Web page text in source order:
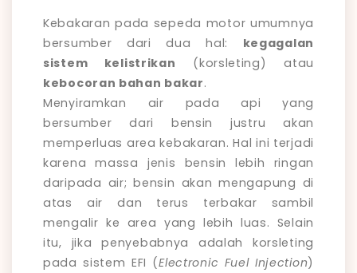
Kebakaran pada sepeda motor umumnya
bersumber dari dua hal: kegagalan
sistem kelistrikan (korsleting) atau
kebocoran bahan bakar.
Menyiramkan air pada api yang
bersumber dari bensin justru akan
memperluas area kebakaran. Hal ini terjadi
karena massa jenis bensin lebih ringan
daripada air; bensin akan mengapung di
atas air dan terus terbakar sambil
mengalir ke area yang lebih luas. Selain
itu, jika penyebabnya adalah korsleting
pada sistem EFI (Electronic Fuel Injection)